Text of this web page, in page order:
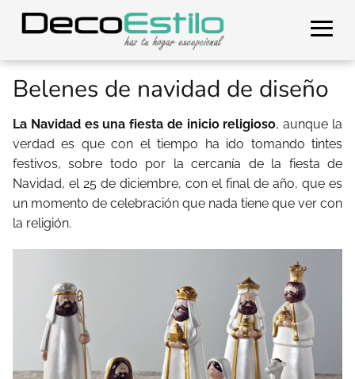
Belenes de navidad de diseño
La Navidad es una fiesta de inicio religioso, aunque la
verdad es que con el tiempo ha ido tomando tintes
festivos, sobre todo por la cercanía de la fiesta de
Navidad, el 25 de diciembre, con el final de año, que es
un momento de celebración que nada tiene que ver con
la religión.